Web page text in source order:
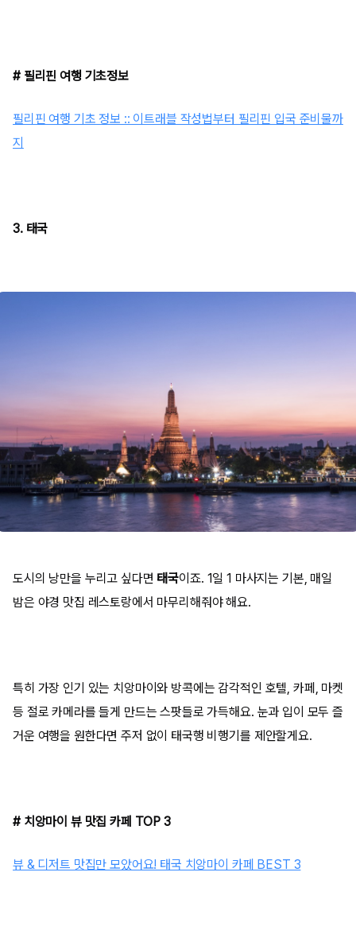
# 필리핀 여행 기초정보
필리핀 여행 기초 정보 :: 이트래블 작성법부터 필리핀 입국 준비물까
지
3. 태국
도시의 낭만을 누리고 싶다면 태국이죠. 1일 1 마사지는 기본, 매일
밤은 야경 맛집 레스토랑에서 마무리해줘야 해요.
특히 가장 인기 있는 치앙마이와 방콕에는 감각적인 호텔, 카페, 마켓
등 절로 카메라를 들게 만드는 스팟들로 가득해요. 눈과 입이 모두 즐
거운 여행을 원한다면 주저 없이 태국행 비행기를 제안할게요.
# 치앙마이 뷰 맛집 카페 TOP 3
뷰 & 디저트 맛집만 모았어요! 태국 치앙마이 카페 BEST 3